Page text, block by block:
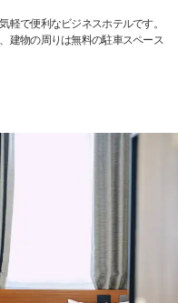
軽で便利なビジネスホテルです。
建物の周りは無料の駐車スペース